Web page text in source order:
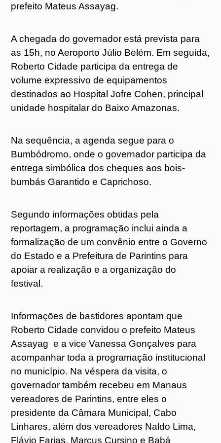
prefeito Mateus Assayag.
A chegada do governador está prevista para
as 15h, no Aeroporto Júlio Belém. Em seguida,
Roberto Cidade participa da entrega de
volume expressivo de equipamentos
destinados ao Hospital Jofre Cohen, principal
unidade hospitalar do Baixo Amazonas.
Na sequência, a agenda segue para o
Bumbódromo, onde o governador participa da
entrega simbólica dos cheques aos bois-
bumbás Garantido e Caprichoso.
Segundo informações obtidas pela
reportagem, a programação inclui ainda a
formalização de um convênio entre o Governo
do Estado e a Prefeitura de Parintins para
apoiar a realização e a organização do
festival.
Informações de bastidores apontam que
Roberto Cidade convidou o prefeito Mateus
Assayag e a vice Vanessa Gonçalves para
acompanhar toda a programação institucional
no município. Na véspera da visita, o
governador também recebeu em Manaus
vereadores de Parintins, entre eles o
presidente da Câmara Municipal, Cabo
Linhares, além dos vereadores Naldo Lima,
Flávio Farias, Marcus Cursino e Babá